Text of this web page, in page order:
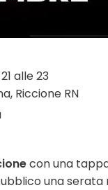
alle 23
Riccione RN
con una
una serata